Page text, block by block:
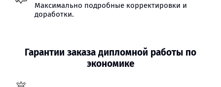
Максимально подробные корректировки и
доработки.
Гарантии заказа дипломной работы по
экономике